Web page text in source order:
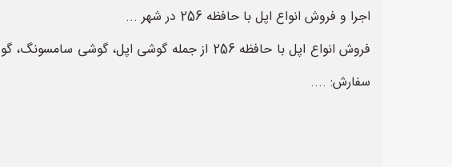
اجرا و فروش انواع اپل با حافظه 256 در شهر ...
فروش انواع اپل با حافظه 256 از جمله گوشی
سفارش: ....